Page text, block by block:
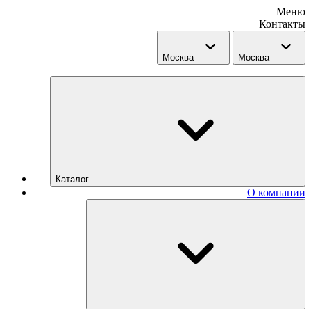
Меню
Контакты
Москва Москва
Каталог
О компании